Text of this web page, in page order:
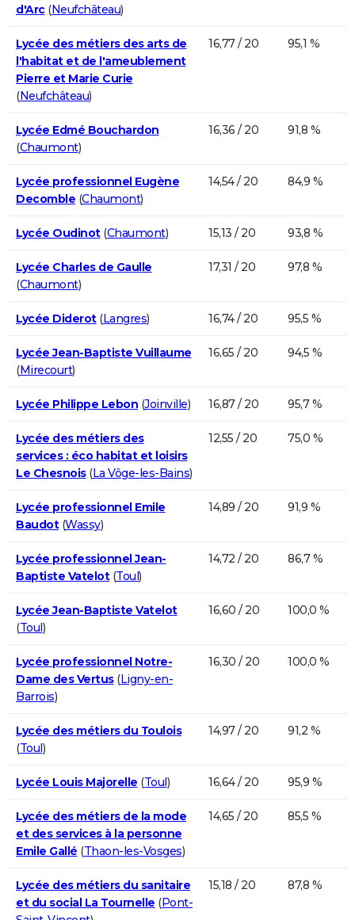
d'Arc(Neufchâteau)
Lycée des métiers des arts de
l'habitat et de l'ameublement
Pierre et Marie Curie
(Neufchâteau)
16,77 / 20 95,1 %
Lycée Edmé Bouchardon
(Chaumont)
16,36 / 20 91,8 %
Lycée professionnel Eugène
Decomble (Chaumont)
14,54 / 20 84,9 %
Lycée Oudinot(Chaumont) 15,13 / 20 93,8 %
Lycée Charles de Gaulle
(Chaumont)
17,31 / 20 97,8 %
Lycée Diderot(Langres) 16,74 / 20 95,5 %
Lycée Jean-Baptiste Vuillaume
(Mirecourt)
16,65 / 20 94,5 %
Lycée Philippe Lebon (Joinville) 16,87 / 20 95,7 %
Lycée des métiers des
services : éco habitat et loisirs
Le Chesnois(La Vôge-les-Bains)
12,55 / 20 75,0 %
Lycée professionnel Emile
Baudot(Wassy)
14,89 / 20 91,9 %
Lycée professionnel Jean-
Baptiste Vatelot(Toul)
14,72 / 20 86,7 %
Lycée Jean-Baptiste Vatelot
(Toul)
16,60 / 20 100,0 %
Lycée professionnel Notre-
Dame des Vertus(Ligny-en-
Barrois)
16,30 / 20 100,0 %
Lycée des métiers du Toulois
(Toul)
14,97 / 20 91,2 %
Lycée Louis Majorelle (Toul) 16,64 / 20 95,9 %
Lycée des métiers de la mode
et des services à la personne
Emile Gallé (Thaon-les-Vosges)
14,65 / 20 85,5 %
Lycée des métiers du sanitaire
et du social La Tournelle (Pont-
15,18 / 20 87,8 %